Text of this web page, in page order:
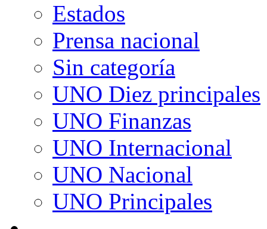
Estados
Prensa nacional
Sin categoría
UNO Diez principales
UNO Finanzas
UNO Internacional
UNO Nacional
UNO Principales